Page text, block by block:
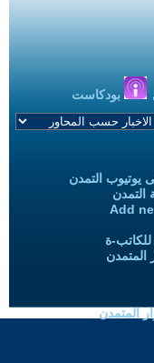
بودكاست
يوتيوب التمدن
التمدن
Add
ة
المتمدن
المتمدن